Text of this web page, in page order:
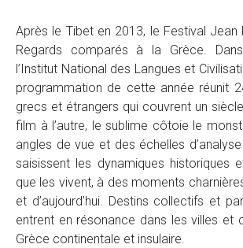
Après le Tibet en 2013, le Festival Jean
Regards comparés à la Grèce.
l’Institut National des Langues et
programmation de cette année réunit
grecs et étrangers qui couvrent un
film à l’autre, le sublime côtoie le
angles de vue et des échelles
saisissent les dynamiques historiques
que les vivent, à des moments
et d’aujourd’hui. Destins collectifs et
entrent en résonance dans les villes et
Grèce continentale et insulaire.